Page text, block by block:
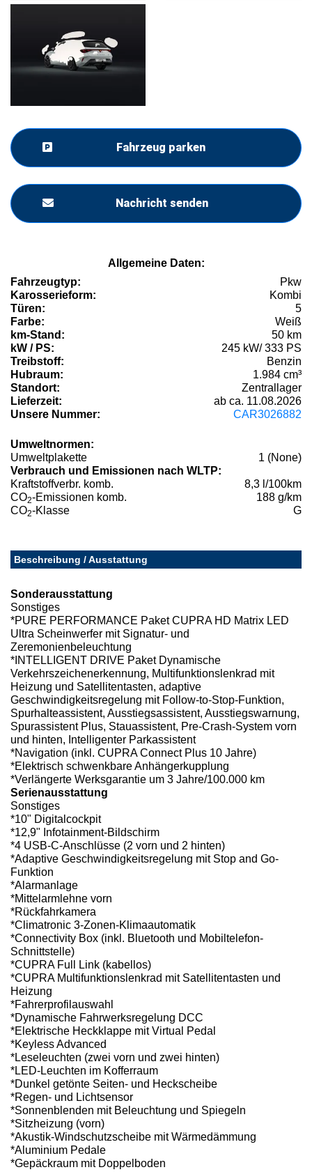
Fahrzeug parken
Nachricht senden
Allgemeine Daten:
Fahrzeugtyp:
Pkw
Karosserieform:
Kombi
Türen:
5
Farbe:
Weiß
km-Stand:
50 km
kW / PS:
245 kW/ 333 PS
Treibstoff:
Benzin
Hubraum:
1.984 cm³
Standort:
Zentrallager
Lieferzeit:
ab ca. 11.08.2026
Unsere Nummer:
CAR3026882
Umweltnormen:
Umweltplakette
1 (None)
Verbrauch und Emissionen nach WLTP:
Kraftstoffverbr. komb.
8,3 l/100km
CO2-Emissionen komb.
188 g/km
CO2-Klasse G
Beschreibung / Ausstattung
Sonderausstattung
Sonstiges
*PURE PERFORMANCE Paket CUPRA HD Matrix LED
Ultra Scheinwerfer mit Signatur- und
Zeremonienbeleuchtung
*INTELLIGENT DRIVE Paket Dynamische
Verkehrszeichenerkennung, Multifunktionslenkrad mit
Heizung und Satellitentasten, adaptive
Geschwindigkeitsregelung mit Follow-to-Stop-Funktion,
Spurhalteassistent, Ausstiegsassistent, Ausstiegswarnung,
Spurassistent Plus, Stauassistent, Pre-Crash-System vorn
und hinten, Intelligenter Parkassistent
*Navigation (inkl. CUPRA Connect Plus 10 Jahre)
*Elektrisch schwenkbare Anhängerkupplung
*Verlängerte Werksgarantie um 3 Jahre/100.000 km
Serienausstattung
Sonstiges
*10" Digitalcockpit
*12,9" Infotainment-Bildschirm
*4 USB-C-Anschlüsse (2 vorn und 2 hinten)
*Adaptive Geschwindigkeitsregelung mit Stop and Go-
Funktion
*Alarmanlage
*Mittelarmlehne vorn
*Rückfahrkamera
*Climatronic 3-Zonen-Klimaautomatik
*Connectivity Box (inkl. Bluetooth und Mobiltelefon-
Schnittstelle)
*CUPRA Full Link (kabellos)
*CUPRA Multifunktionslenkrad mit Satellitentasten und
Heizung
*Fahrerprofilauswahl
*Dynamische Fahrwerksregelung DCC
*Elektrische Heckklappe mit Virtual Pedal
*Keyless Advanced
*Leseleuchten (zwei vorn und zwei hinten)
*LED-Leuchten im Kofferraum
*Dunkel getönte Seiten- und Heckscheibe
*Regen- und Lichtsensor
*Sonnenblenden mit Beleuchtung und Spiegeln
*Sitzheizung (vorn)
*Akustik-Windschutzscheibe mit Wärmedämmung
*Aluminium Pedale
*Gepäckraum mit Doppelboden